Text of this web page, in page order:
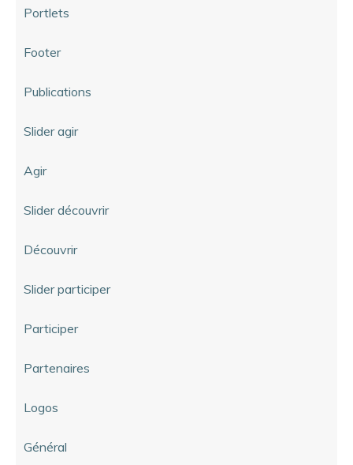
Portlets
Footer
Publications
Slider agir
Agir
Slider découvrir
Découvrir
Slider participer
Participer
Partenaires
Logos
Général